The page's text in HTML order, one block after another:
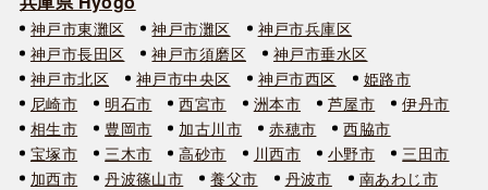
神戸市東灘区 神戸市灘区
神戸市兵庫区
神戸市長田区
神戸市須磨区
神戸市垂水区
神戸市北区
神戸市中央区 神戸市西区
姫路市
尼崎市
明石市 西宮市 洲本市 芦屋市
伊丹市
相生市
豊岡市 加古川市 赤穂市
西脇市
宝塚市
三木市 高砂市 川西市 小野市
三田市
加西市
丹波篠山市 養父市 丹波市
南あわじ市